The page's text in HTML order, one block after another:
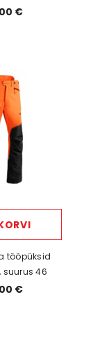
€
tööpüksid
suurus 46
€